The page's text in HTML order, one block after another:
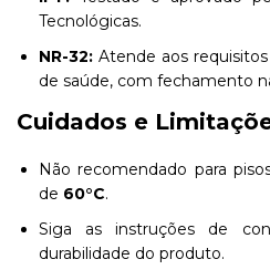
Tecnológicas.
NR-32: Atende aos
de saúde, com fechamento
Cuidados e
Não recomendado para
de 60°C.
Siga as instruções de
durabilidade do produto.